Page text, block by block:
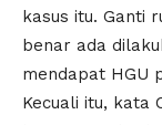
kasus itu. Ganti
benar ada
mendapat HGU
Kecuali itu, kata